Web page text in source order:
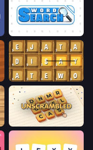
Word Search
Waffle Words
Unscrambled